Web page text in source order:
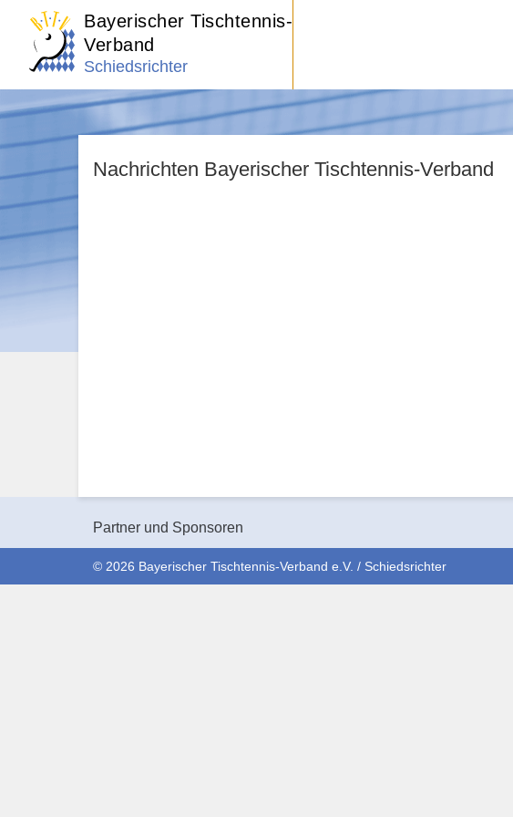
Bayerischer Tischtennis-
Verband
Schiedsrichter
Nachrichten Bayerischer Tischtennis-Verband
Partner und Sponsoren
© 2026 Bayerischer Tischtennis-Verband e.V. / Schiedsrichter